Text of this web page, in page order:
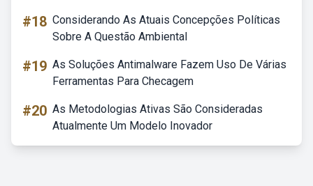
#18 Considerando As Atuais Concepções Políticas
Sobre A Questão Ambiental
#19 As Soluções Antimalware Fazem Uso De Várias
Ferramentas Para Checagem
#20 As Metodologias Ativas São Consideradas
Atualmente Um Modelo Inovador